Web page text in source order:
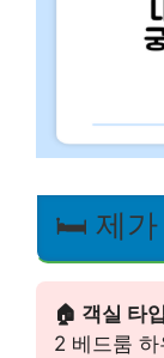
🛏️ 제가
🏠 객실 타입
2 베드룸 하